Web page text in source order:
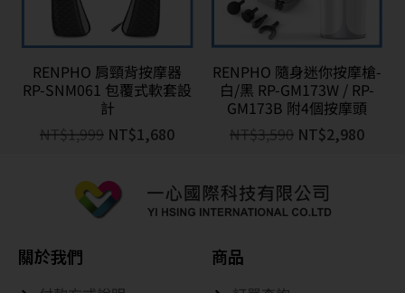
RENPHO 肩頸背按摩器
RP-SNM061 包覆式軟套設
計
NT$1,999 NT$1,680
RENPHO 隨身迷你按摩槍-
白/黑 RP-GM173W / RP-
GM173B 附4個按摩頭
NT$3,590 NT$2,980
關於我們 商品